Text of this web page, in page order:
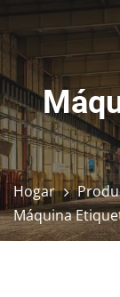
Hogar
Máquina